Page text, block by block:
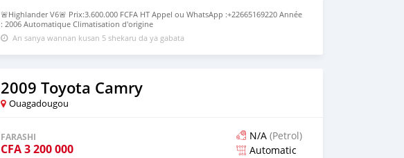
🚨Highlander V6🚨 Prix:3.600.000 FCFA HT Appel ou WhatsApp :+22665169220 Année
: 2006 Automatique Climatisation d'origine
An sanya wannan kusan 5 shekaru da ya gabata
2009 Toyota Camry
Ouagadougou
FARASHI
CFA3 200 000
N/A (Petrol)
Automatic